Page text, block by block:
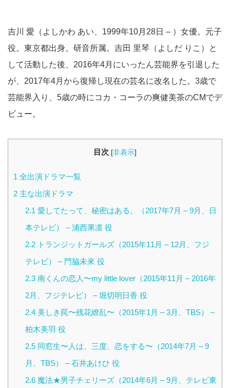
吉川 愛（よしかわ あい、1999年10月28日 – ）女優。元子
役。東京都出身。研音所属。吉田 里琴（よしだ りこ）と
して活動した後、2016年4月にいったん芸能界を引退した
が、2017年4月から復帰し現在の芸名に改名した。3歳で
芸能界入り、5歳の時にコカ・コーラの爽健美茶のCMでデ
ビュー。
目次 [非表示]
1 全出演ドラマ一覧
2 主な出演ドラマ
2.1 愛してたって、秘密はある。（2017年7月 – 9月、日
本テレビ） – 浦西果凛 役
2.2トランジットガールズ（2015年11月 – 12月、フジ
テレビ） – 門脇未來 役
2.3南くんの恋人〜my little lover（2015年11月 – 2016年
2月、フジテレビ） – 堀切明日香 役
2.4美しき罠〜残花繚乱〜（2015年1月 – 3月、TBS） –
柏木美羽 役
2.5同窓生〜人は、三度、恋をする〜（2014年7月 – 9
月、TBS） – 石井あけひ 役
2.6魔法★男子チェリーズ（2014年6月 – 9月、テレビ東